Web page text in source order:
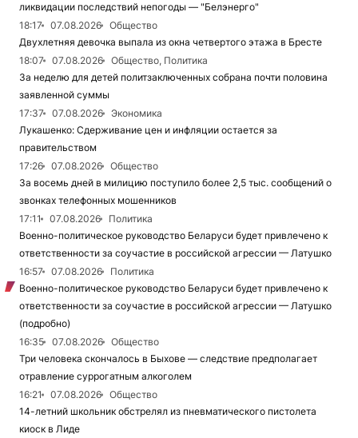
ликвидации последствий непогоды — "Белэнерго"
18:17
07.08.2026
Общество
Двухлетняя девочка выпала из окна четвертого этажа в Бресте
18:07
07.08.2026
Общество, Политика
За неделю для детей политзаключенных собрана почти половина
заявленной суммы
17:37
07.08.2026
Экономика
Лукашенко: Сдерживание цен и инфляции остается за
правительством
17:26
07.08.2026
Общество
За восемь дней в милицию поступило более 2,5 тыс. сообщений о
звонках телефонных мошенников
17:11
07.08.2026
Политика
Военно-политическое руководство Беларуси будет привлечено к
ответственности за соучастие в российской агрессии — Латушко
16:57
07.08.2026
Политика
Военно-политическое руководство Беларуси будет привлечено к
ответственности за соучастие в российской агрессии — Латушко
(подробно)
16:35
07.08.2026
Общество
Три человека скончалось в Быхове — следствие предполагает
отравление суррогатным алкоголем
16:21
07.08.2026
Общество
14-летний школьник обстрелял из пневматического пистолета
киоск в Лиде